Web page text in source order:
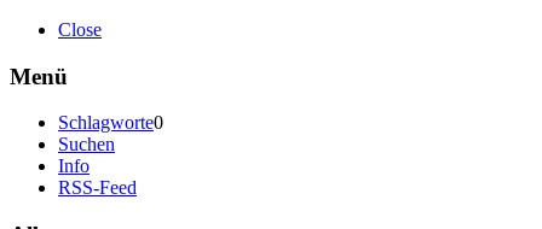
Close
Menü
Schlagworte0
Suchen
Info
RSS-Feed